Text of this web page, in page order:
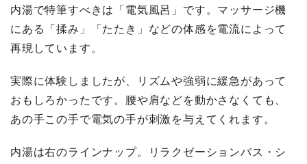
内湯で特筆すべきは「電気風呂」です。マッサージ機
にある「揉み」「たたき」などの体感を電流によって
再現しています。
実際に体験しましたが、リズムや強弱に緩急があって
おもしろかったです。腰や肩などを動かさなくても、
あの手この手で電気の手が刺激を与えてくれます。
内湯は右のラインナップ。リラクゼーションバス・シ